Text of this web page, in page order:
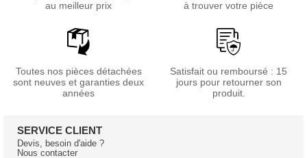
au meilleur prix
à trouver votre pièce
Toutes nos pièces détachées
sont neuves et garanties deux
années
Satisfait ou remboursé : 15
jours pour retourner son
produit.
SERVICE CLIENT
Devis, besoin d'aide ?
Nous contacter